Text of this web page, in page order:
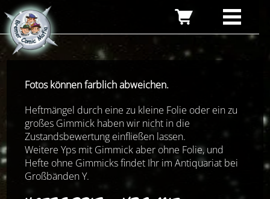
Fotos können farblich abweichen.
Heftmängel durch eine zu kleine Folie oder ein zu
großes Gimmick haben wir nicht in die
Zustandsbewertung einfließen lassen.
Weitere Yps mit Gimmick aber ohne Folie, und
Hefte ohne Gimmicks findet Ihr im Antiquariat bei
Großbänden Y.